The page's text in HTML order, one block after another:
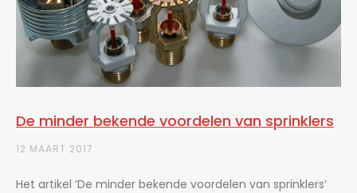
De minder bekende voordelen van sprinklers
12 MAART 2017
Het artikel ‘De minder bekende voordelen van sprinklers’